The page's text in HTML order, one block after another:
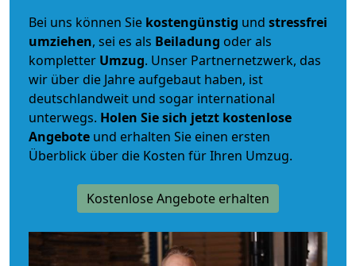
Bei uns können Sie kostengünstig und stressfrei
umziehen, sei es als Beiladung oder als
kompletter Umzug. Unser Partnernetzwerk, das
wir über die Jahre aufgebaut haben, ist
deutschlandweit und sogar international
unterwegs. Holen Sie sich jetzt kostenlose
Angebote und erhalten Sie einen ersten
Überblick über die Kosten für Ihren Umzug.
Kostenlose Angebote erhalten